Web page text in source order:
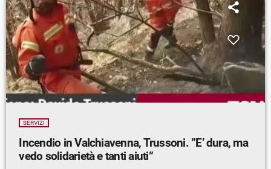
SERVIZI
Incendio in Valchiavenna, Trussoni. ”E’ dura, ma
vedo solidarietà e tanti aiuti”